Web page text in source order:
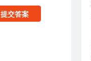
提交答案